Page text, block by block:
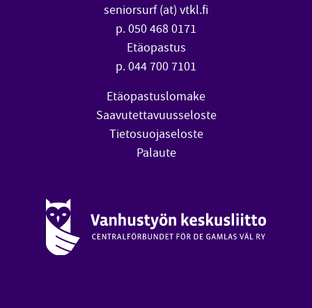
seniorsurf (at) vtkl.fi
p. 050 468 0171
Etäopastus
p. 044 700 7101
Etäopastuslomake
Saavutettavuusseloste
Tietosuojaseloste
Palaute